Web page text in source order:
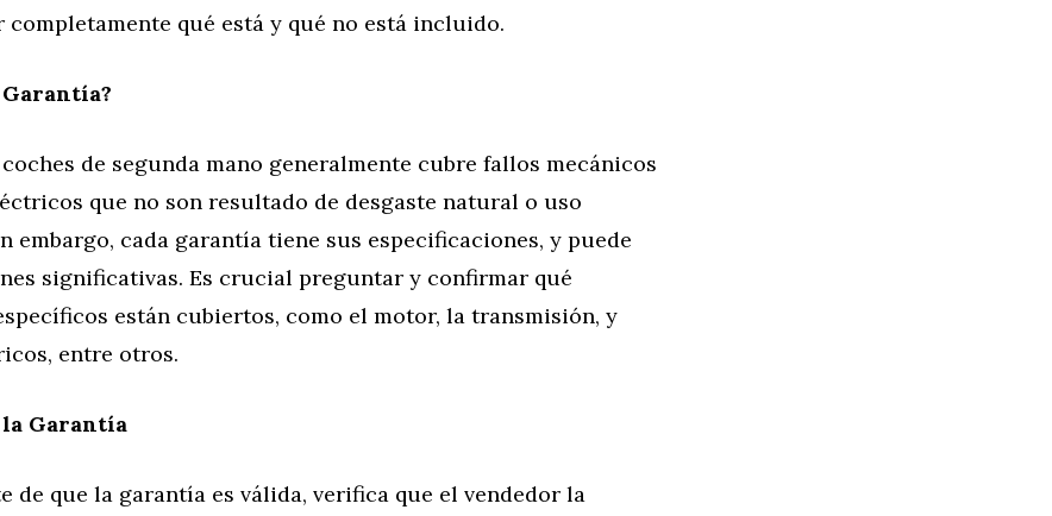
completamente qué está y qué no está incluido.
Garantía?
de segunda mano generalmente cubre fallos mecánicos
que no son resultado de desgaste natural o uso
embargo, cada garantía tiene sus especificaciones, y puede
significativas. Es crucial preguntar y confirmar qué
están cubiertos, como el motor, la transmisión, y
entre otros.
Garantía
de que la garantía es válida, verifica que el vendedor la